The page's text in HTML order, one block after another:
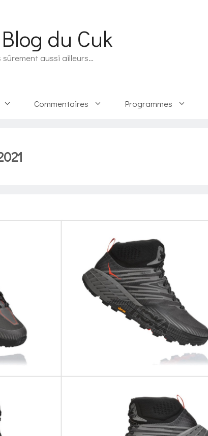
du Cuk
sûrement aussi ailleurs…
Commentaires Programmes